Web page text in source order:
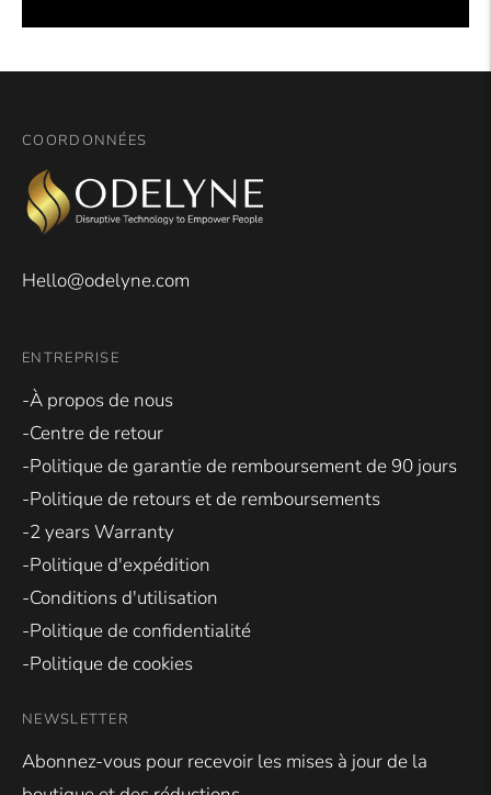
COORDONNÉES
Hello@odelyne.com
ENTREPRISE
-À propos de nous
-Centre de retour
-Politique de garantie de remboursement de 90 jours
-Politique de retours et de remboursements
-2 years Warranty
-Politique d'expédition
-Conditions d'utilisation
-Politique de confidentialité
-Politique de cookies
NEWSLETTER
Abonnez-vous pour recevoir les mises à jour de la